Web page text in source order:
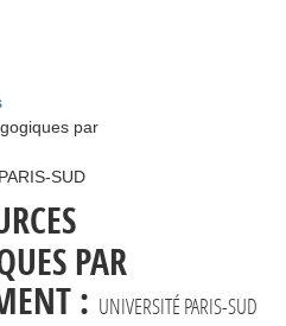
par
SUD
PAR
: UNIVERSITÉ PARIS-SUD